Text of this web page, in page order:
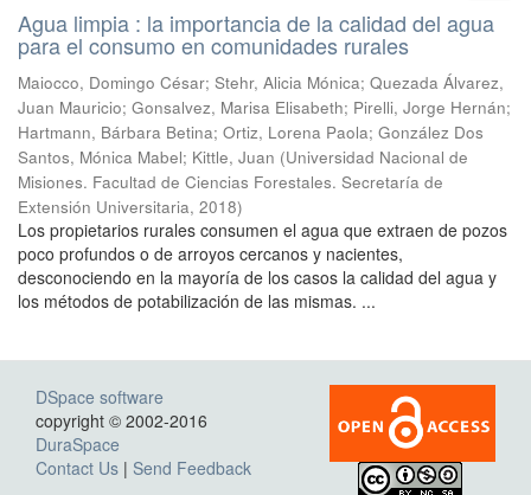
Agua limpia : la importancia de la calidad del agua
para el consumo en comunidades rurales
Maiocco, Domingo César; Stehr, Alicia Mónica; Quezada Álvarez,
Juan Mauricio; Gonsalvez, Marisa Elisabeth; Pirelli, Jorge Hernán;
Hartmann, Bárbara Betina; Ortiz, Lorena Paola; González Dos
Santos, Mónica Mabel; Kittle, Juan (Universidad Nacional de
Misiones. Facultad de Ciencias Forestales. Secretaría de
Extensión Universitaria, 2018)
Los propietarios rurales consumen el agua que extraen de pozos
poco profundos o de arroyos cercanos y nacientes,
desconociendo en la mayoría de los casos la calidad del agua y
los métodos de potabilización de las mismas. ...
DSpace software
copyright © 2002-2016
DuraSpace
Contact Us | Send Feedback